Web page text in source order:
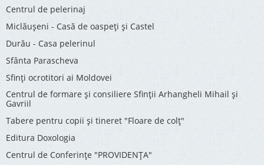
Centrul de pelerinaj
Miclăușeni - Casă de oaspeţi şi Castel
Durău - Casa pelerinul
Sfânta Parascheva
Sfinți ocrotitori ai Moldovei
Centrul de formare și consiliere Sfinții Arhangheli Mihail și
Gavriil
Tabere pentru copii şi tineret "Floare de colţ"
Editura Doxologia
Centrul de Conferinţe "PROVIDENŢA"